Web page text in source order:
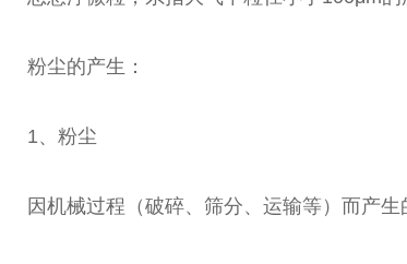
粉尘的产生：
1、粉尘
因机械过程（破碎、筛分、运输等）而产